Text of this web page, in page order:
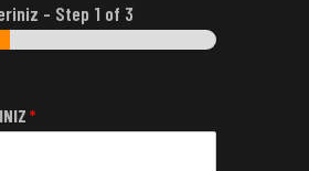
- Step 1 of 3
*